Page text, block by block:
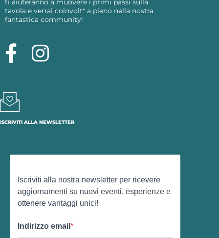
ti aiuteranno a muovere i primi passi sulla
tavola e verrai coinvolt* a pieno nella nostra
fantastica community!
ISCRIVITI ALLA NEWSLETTER